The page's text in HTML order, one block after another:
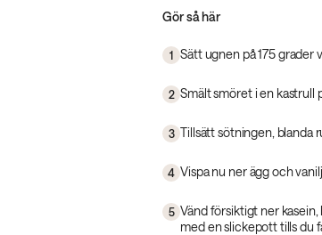
Gör så här
1 Sätt ugnen på 175 grader
2 Smält smöret i en kastrull
3 Tillsätt sötningen, blanda
4 Vispa nu ner ägg och
5 Vänd försiktigt ner
med en slickepott tills du